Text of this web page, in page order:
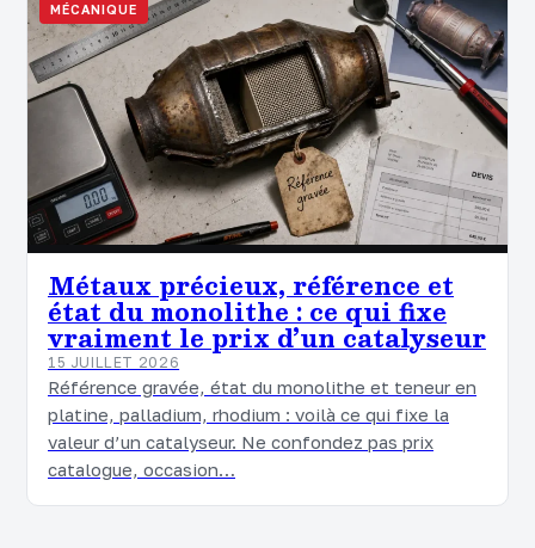
MÉCANIQUE
Métaux précieux, référence et
état du monolithe : ce qui fixe
vraiment le prix d’un catalyseur
15 JUILLET 2026
Référence gravée, état du monolithe et teneur en
platine, palladium, rhodium : voilà ce qui fixe la
valeur d’un catalyseur. Ne confondez pas prix
catalogue, occasion…